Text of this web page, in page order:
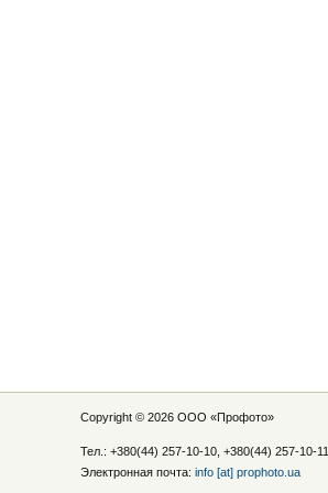
Copyright © 2026 ООО «Профото»
Тел.: +380(44) 257-10-10, +380(44) 257-10-11
Электронная почта: info [at] prophoto.ua